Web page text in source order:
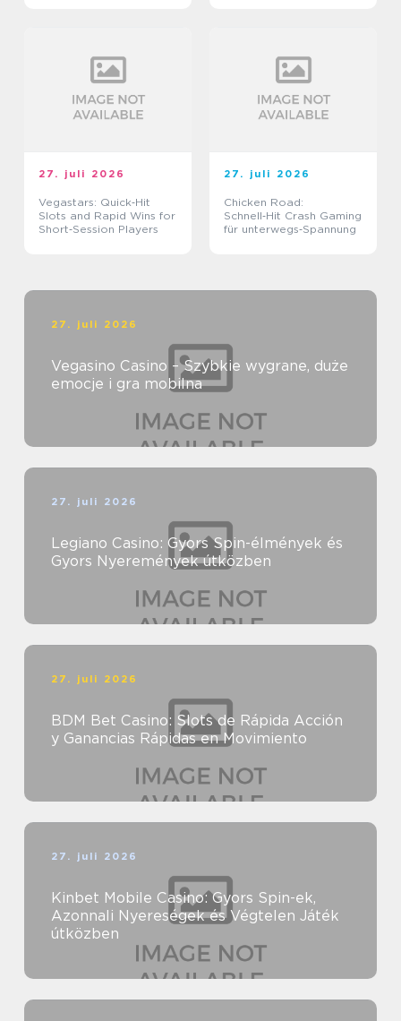
27. juli 2026
Vegastars: Quick‑Hit
Slots and Rapid Wins for
Short‑Session Players
27. juli 2026
Chicken Road:
Schnell‑Hit Crash Gaming
für unterwegs‑Spannung
27. juli 2026
Vegasino Casino – Szybkie wygrane, duże
emocje i gra mobilna
27. juli 2026
Legiano Casino: Gyors Spin-élmények és
Gyors Nyeremények útközben
27. juli 2026
BDM Bet Casino: Slots de Rápida Acción
y Ganancias Rápidas en Movimiento
27. juli 2026
Kinbet Mobile Casino: Gyors Spin-ek,
Azonnali Nyereségek és Végtelen Játék
útközben